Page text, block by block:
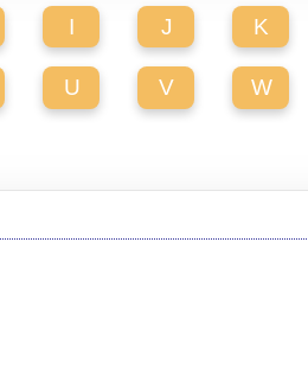
I J K
U V W